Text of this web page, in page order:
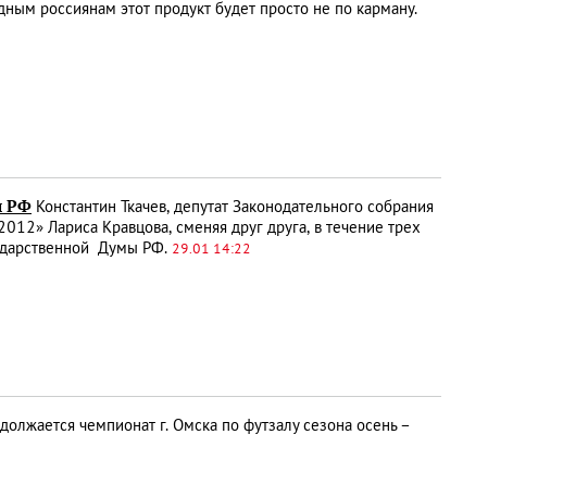
россиянам этот продукт будет просто не по карману.
РФ Константин Ткачев, депутат Законодательного собрания
Лариса Кравцова, сменяя друг друга, в течение трех
Думы РФ. 29.01 14:22
чемпионат г. Омска по футзалу сезона осень –